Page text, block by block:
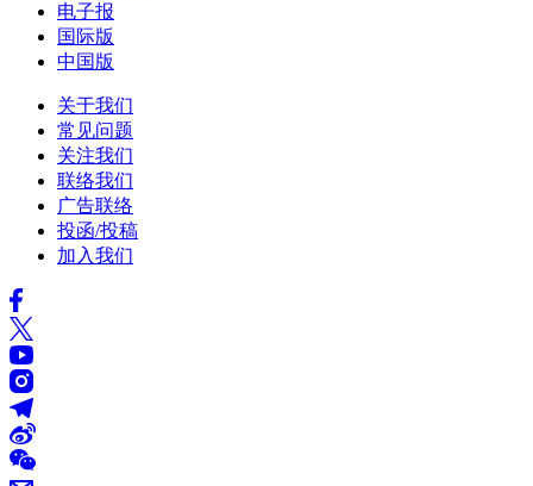
电子报
国际版
中国版
关于我们
常见问题
关注我们
联络我们
广告联络
投函/投稿
加入我们